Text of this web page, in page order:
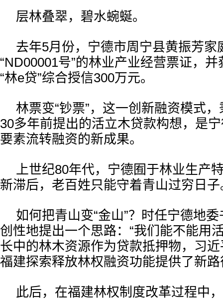
层林叠翠，碧水蜿蜒。
去年5月份，宁德市周宁县黄振芳家
“ND00001号”的林业产业经营票证，
“林e贷”综合授信300万元。
林票变“钞票”，这一创新融资模式
30多年前提出的活立木贷款构想，是
要素流转融资的新成果。
上世纪80年代，宁德囿于林业生产
新滞后，老百姓只能守着青山过穷日子
如何把青山变“金山”？时任宁德地
创性地提出一个思路：“我们能不能用
长中的林木资源作为贷款抵押物，习
福建探索释放林权融资功能提供了新路
此后，在福建林权制度改革过程中